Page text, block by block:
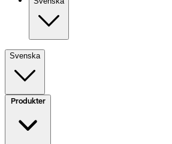
Svenska
Produkter